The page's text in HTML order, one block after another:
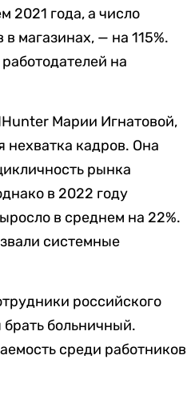
2021 года, а число
магазинах, — на 115%.
на
Марии Игнатовой,
кадров. Она
рынка
в 2022 году
в среднем на 22%.
системные
российского
больничный.
среди работников